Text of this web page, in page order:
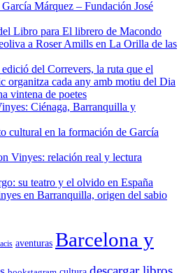
Márquez – Fundación José
Libro para El librero de Macondo
a Roser Amills en La Orilla de las
del Correvers, la ruta que el
organitza cada any amb motiu del Dia
vintena de poetes
Ciénaga, Barranquilla y
cultural en la formación de García
Vinyes: relación real y lectura
su teatro y el olvido en España
en Barranquilla, origen del sabio
aventuras Barcelona y